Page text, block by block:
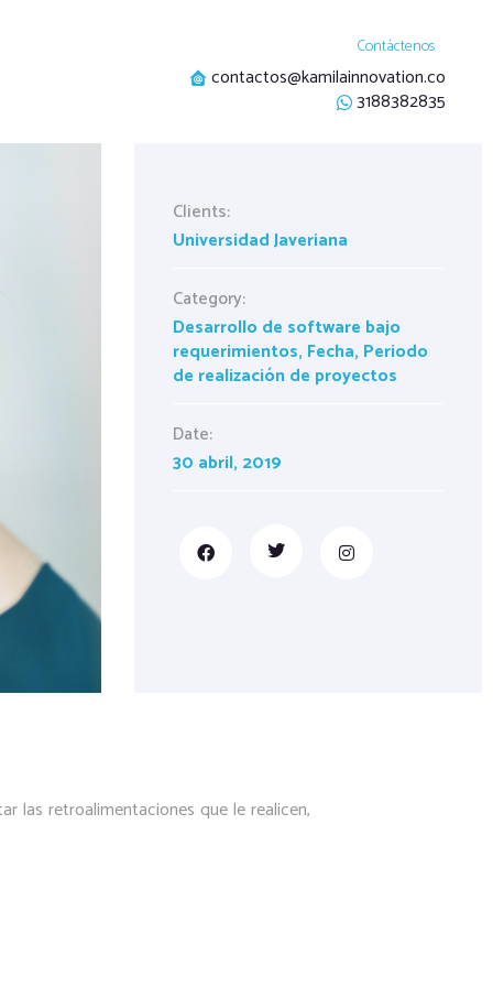
Contáctenos
contactos@kamilainnovation.co
3188382835
Clients:
Universidad Javeriana
Category:
Desarrollo de software bajo
requerimientos, Fecha, Periodo
de realización de proyectos
Date:
30 abril, 2019
las retroalimentaciones que le realicen,